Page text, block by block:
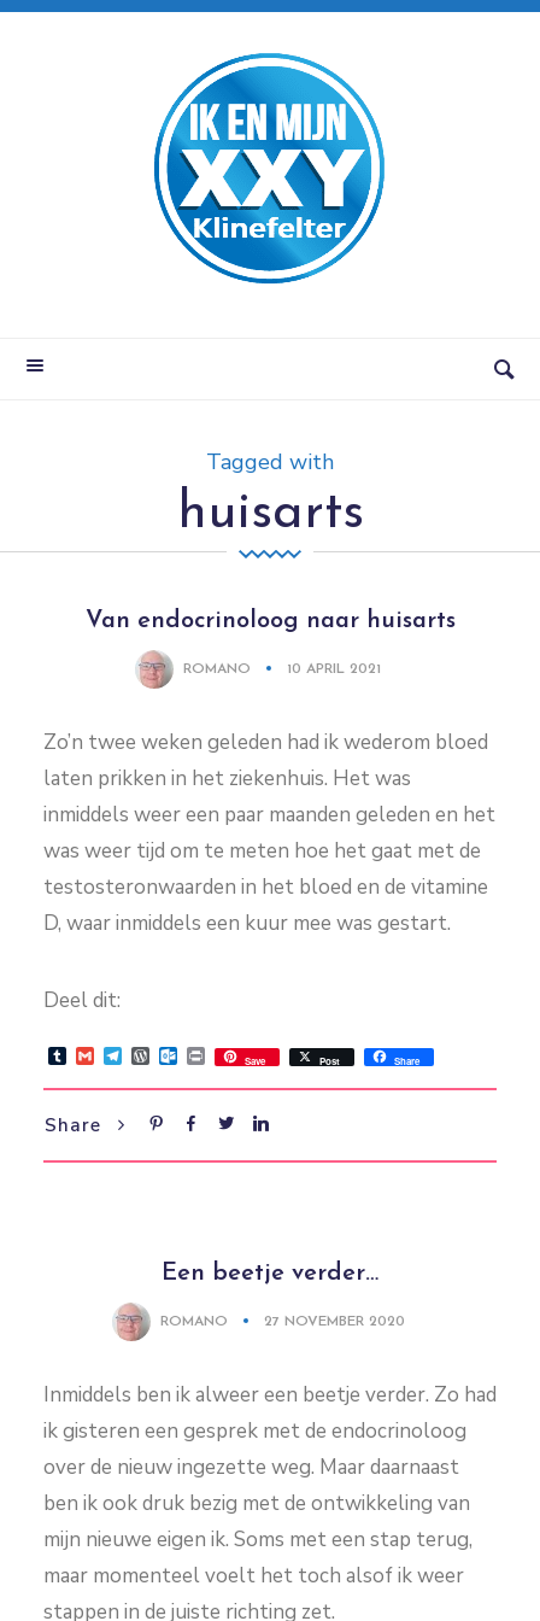
Tagged with
huisarts
Van endocrinoloog naar huisarts
ROMANO 10 APRIL 2021
Zo’n twee weken geleden had ik wederom bloed
laten prikken in het ziekenhuis. Het was
inmiddels weer een paar maanden geleden en het
was weer tijd om te meten hoe het gaat met de
testosteronwaarden in het bloed en de vitamine
D, waar inmiddels een kuur mee was gestart.
Deel dit:
Tumblr
GmailTelegram
WordPress
Outlook.com
PrintSave Post Share
Share
Een beetje verder…
ROMANO 27 NOVEMBER 2020
Inmiddels ben ik alweer een beetje verder. Zo had
ik gisteren een gesprek met de endocrinoloog
over de nieuw ingezette weg. Maar daarnaast
ben ik ook druk bezig met de ontwikkeling van
mijn nieuwe eigen ik. Soms met een stap terug,
maar momenteel voelt het toch alsof ik weer
stappen in de juiste richting zet.